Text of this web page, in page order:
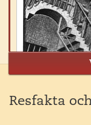
Resfakta